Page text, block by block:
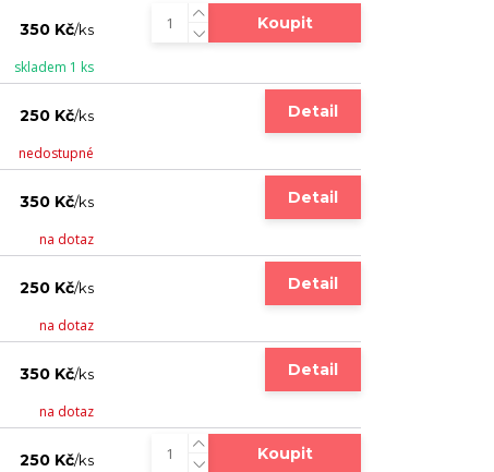
350 Kč/ks
skladem 1 ks
Koupit
250 Kč/ks
nedostupné
Detail
350 Kč/ks
na dotaz
Detail
250 Kč/ks
na dotaz
Detail
350 Kč/ks
na dotaz
Detail
250 Kč/ks Koupit